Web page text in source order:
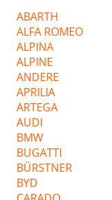
ABARTH
ALFA ROMEO
ALPINA
ALPINE
ANDERE
APRILIA
ARTEGA
AUDI
BMW
BUGATTI
BÜRSTNER
BYD